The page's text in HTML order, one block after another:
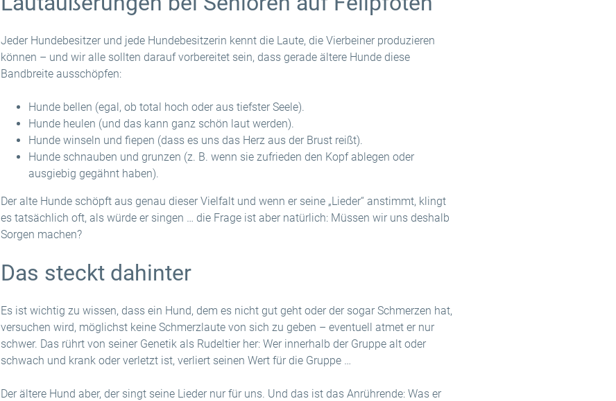
Jeder Hundebesitzer und jede Hundebesitzerin kennt die Laute, die Vierbeiner produzieren
können – und wir alle sollten darauf vorbereitet sein, dass gerade ältere Hunde diese
Bandbreite ausschöpfen:
Hunde bellen (egal, ob total hoch oder aus tiefster Seele).
Hunde heulen (und das kann ganz schön laut werden).
Hunde winseln und fiepen (dass es uns das Herz aus der Brust reißt).
Hunde schnauben und grunzen (z. B. wenn sie zufrieden den Kopf ablegen oder
ausgiebig gegähnt haben).
Der alte Hunde schöpft aus genau dieser Vielfalt und wenn er seine „Lieder“ anstimmt, klingt
es tatsächlich oft, als würde er singen … die Frage ist aber natürlich: Müssen wir uns deshalb
Sorgen machen?
Das steckt dahinter
Es ist wichtig zu wissen, dass ein Hund, dem es nicht gut geht oder der sogar Schmerzen hat,
versuchen wird, möglichst keine Schmerzlaute von sich zu geben – eventuell atmet er nur
schwer. Das rührt von seiner Genetik als Rudeltier her: Wer innerhalb der Gruppe alt oder
schwach und krank oder verletzt ist, verliert seinen Wert für die Gruppe …
Der ältere Hund aber, der singt seine Lieder nur für uns. Und das ist das Anrührende: Was er